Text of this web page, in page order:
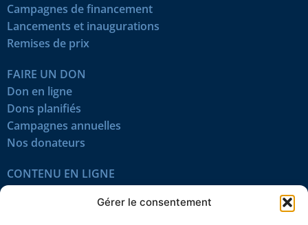
Gérer le consentement
Campagnes de financement
Lancements et inaugurations
Remises de prix
FAIRE UN DON
Don en ligne
Dons planifiés
Campagnes annuelles
Nos donateurs
CONTENU EN LIGNE
Tous les articles